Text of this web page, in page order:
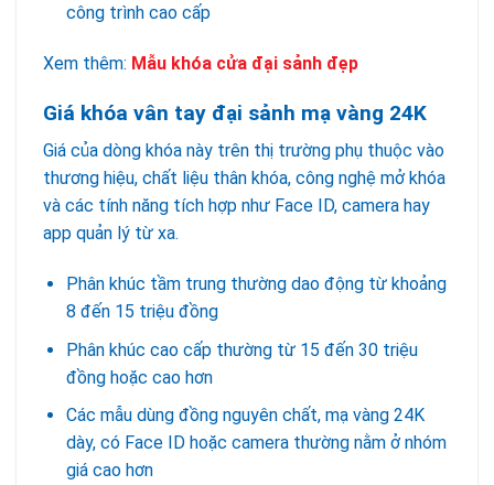
công trình cao cấp
Xem thêm: Mẫu khóa cửa đại sảnh đẹp
Giá khóa vân tay đại sảnh mạ vàng 24K
Giá của dòng khóa này trên thị trường phụ thuộc vào
thương hiệu, chất liệu thân khóa, công nghệ mở khóa
và các tính năng tích hợp như Face ID, camera hay
app quản lý từ xa.
Phân khúc tầm trung thường dao động từ khoảng
8 đến 15 triệu đồng
Phân khúc cao cấp thường từ 15 đến 30 triệu
đồng hoặc cao hơn
Các mẫu dùng đồng nguyên chất, mạ vàng 24K
dày, có Face ID hoặc camera thường nằm ở nhóm
giá cao hơn